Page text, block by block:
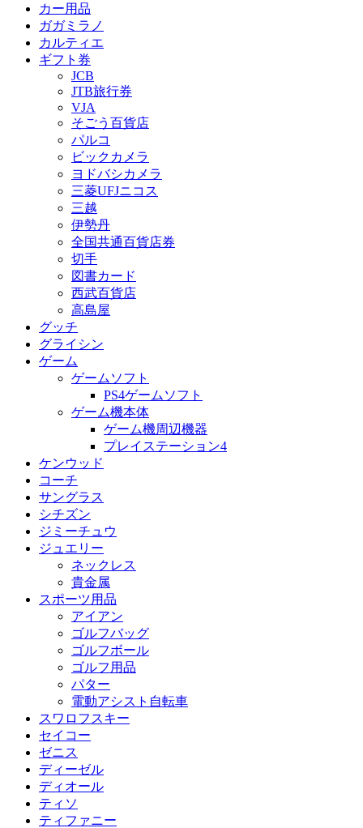
カー用品
ガガミラノ
カルティエ
ギフト券
JCB
JTB旅行券
VJA
そごう百貨店
パルコ
ビックカメラ
ヨドバシカメラ
三菱UFJニコス
三越
伊勢丹
全国共通百貨店券
切手
図書カード
西武百貨店
高島屋
グッチ
グライシン
ゲーム
ゲームソフト
PS4ゲームソフト
ゲーム機本体
ゲーム機周辺機器
プレイステーション4
ケンウッド
コーチ
サングラス
シチズン
ジミーチュウ
ジュエリー
ネックレス
貴金属
スポーツ用品
アイアン
ゴルフバッグ
ゴルフボール
ゴルフ用品
パター
電動アシスト自転車
スワロフスキー
セイコー
ゼニス
ディーゼル
ディオール
ティソ
ティファニー